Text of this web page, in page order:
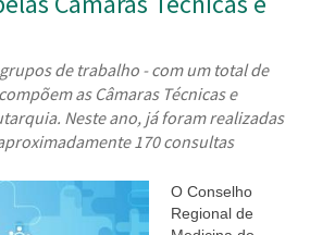
de trabalho - com um total de
as Câmaras Técnicas e
Neste ano, já foram realizadas
170 consultas
O Conselho
Regional de